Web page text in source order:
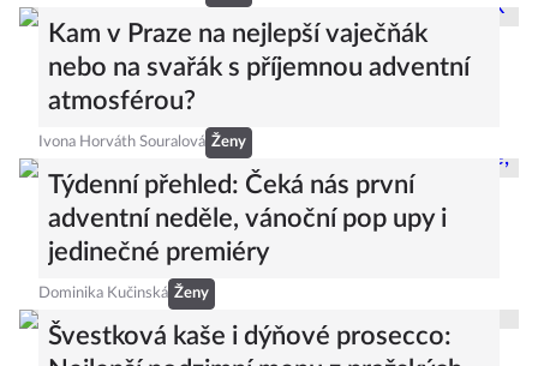
Kam v Praze na nejlepší vaječňák
nebo na svařák s příjemnou adventní
atmosférou?
Ivona Horváth Souralová Ženy
Týdenní přehled: Čeká nás první
adventní neděle, vánoční pop upy i
jedinečné premiéry
Dominika Kučinská Ženy
Švestková kaše i dýňové prosecco: